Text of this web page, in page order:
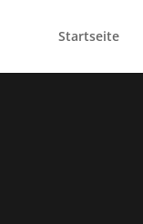
Startseite